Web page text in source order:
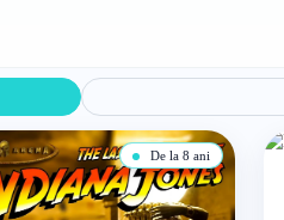
De la 8 ani